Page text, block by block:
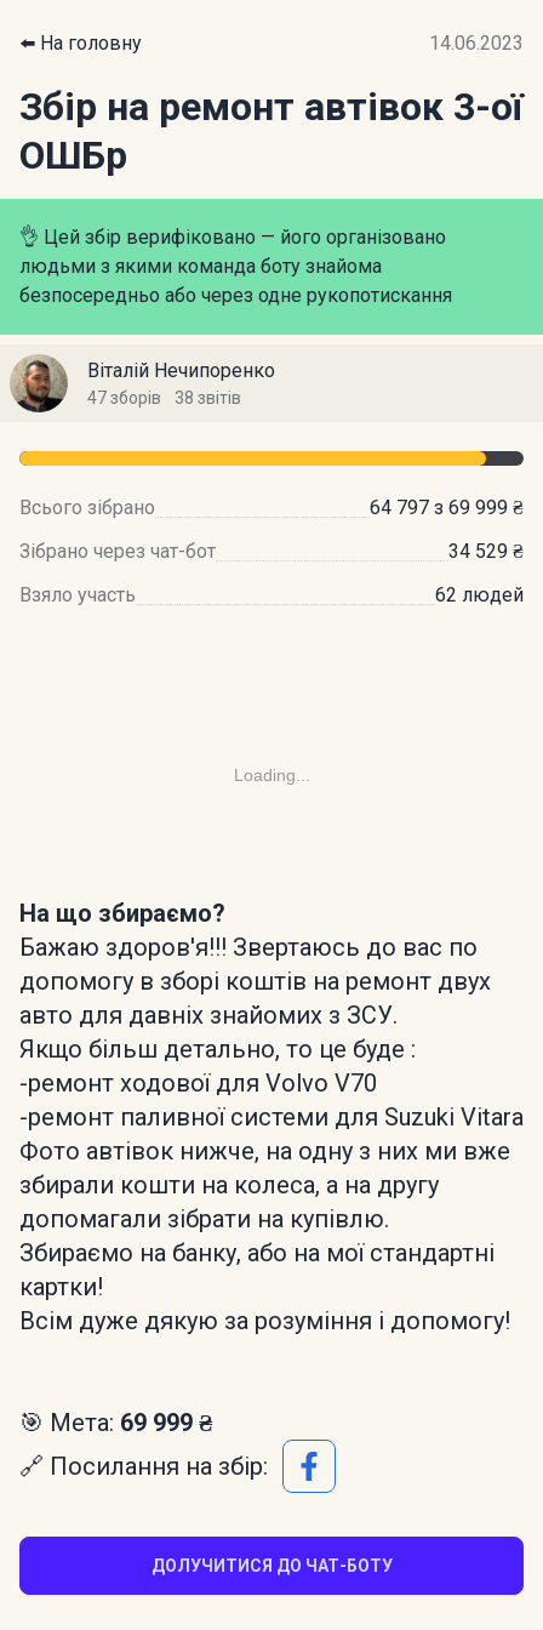
⬅️ На головну 14.06.2023
Збір на ремонт автівок 3-ої
ОШБр
👌 Цей збір верифіковано — його організовано
людьми з якими команда боту знайома
безпосередньо або через одне рукопотискання
Віталій Нечипоренко
47 зборів 38 звітів
Всього зібрано
64 797 з 69 999 ₴
Зібрано через чат-бот
34 529 ₴
Взяло участь
62 людей
Loading...
На що збираємо?
Бажаю здоров'я!!! Звертаюсь до вас по
допомогу в зборі коштів на ремонт двух
авто для давніх знайомих з ЗСУ.
Якщо більш детально, то це буде :
-ремонт ходової для Volvo V70
-ремонт паливної системи для Suzuki Vitara
Фото автівок нижче, на одну з них ми вже
збирали кошти на колеса, а на другу
допомагали зібрати на купівлю.
Збираємо на банку, або на мої стандартні
картки!
Всім дуже дякую за розуміння і допомогу!
🎯 Мета: 69 999 ₴
🔗 Посилання на збір:
ДОЛУЧИТИСЯ ДО ЧАТ-БОТУ